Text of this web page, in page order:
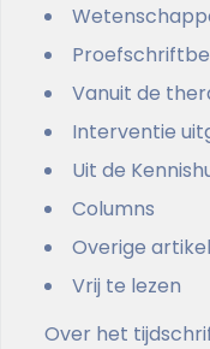
Vanuit de
Interventie
Uit de
Columns
Overige
Vrij te lezen
Over het